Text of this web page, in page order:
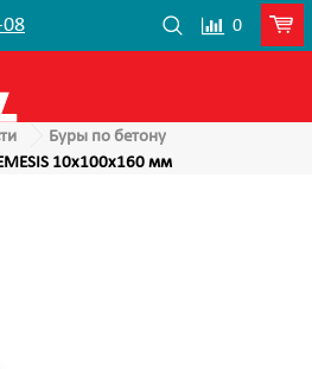
0
Буры по бетону
10x100x160 мм